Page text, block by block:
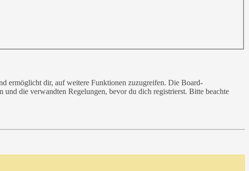
ermöglicht dir, auf weitere Funktionen zuzugreifen. Die Board-
die verwandten Regelungen, bevor du dich registrierst. Bitte beachte